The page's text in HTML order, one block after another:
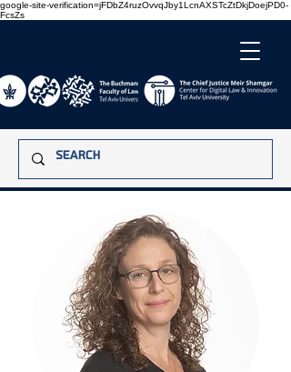
google-site-verification=jFDbZ4ruzOvvqJby1LcnAXSTcZtDkjDoejPD0-
FcsZs